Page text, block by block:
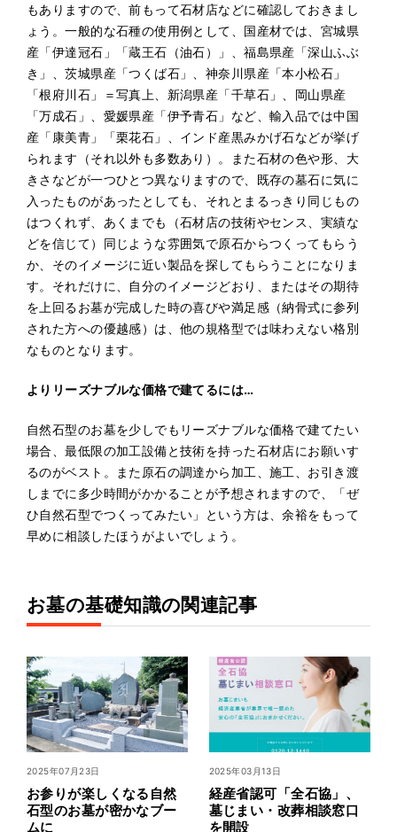
もありますので、前もって石材店などに確認しておきまし
ょう。一般的な石種の使用例として、国産材では、宮城県
産「伊達冠石」「蔵王石（油石）」、福島県産「深山ふぶ
き」、茨城県産「つくば石」、神奈川県産「本小松石」
「根府川石」＝写真上、新潟県産「千草石」、岡山県産
「万成石」、愛媛県産「伊予青石」など、輸入品では中国
産「康美青」「栗花石」、インド産黒みかげ石などが挙げ
られます（それ以外も多数あり）。また石材の色や形、大
きさなどが一つひとつ異なりますので、既存の墓石に気に
入ったものがあったとしても、それとまるっきり同じもの
はつくれず、あくまでも（石材店の技術やセンス、実績な
どを信じて）同じような雰囲気で原石からつくってもらう
か、そのイメージに近い製品を探してもらうことになりま
す。それだけに、自分のイメージどおり、またはその期待
を上回るお墓が完成した時の喜びや満足感（納骨式に参列
された方への優越感）は、他の規格型では味わえない格別
なものとなります。
よりリーズナブルな価格で建てるには…
自然石型のお墓を少しでもリーズナブルな価格で建てたい
場合、最低限の加工設備と技術を持った石材店にお願いす
るのがベスト。また原石の調達から加工、施工、お引き渡
しまでに多少時間がかかることが予想されますので、「ぜ
ひ自然石型でつくってみたい」という方は、余裕をもって
早めに相談したほうがよいでしょう。
お墓の基礎知識の関連記事
2025年07月23日
お参りが楽しくなる自然
石型のお墓が密かなブー
ムに
2025年03月13日
経産省認可「全石協」、
墓じまい・改葬相談窓口
を開設